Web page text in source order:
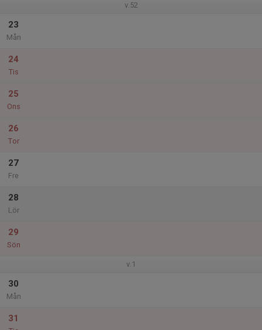
v.52
23
Mån
24
Tis
25
Ons
26
Tor
27
Fre
28
Lör
29
Sön
v.1
30
Mån
31